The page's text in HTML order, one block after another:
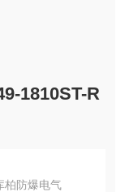
1810ST-R
柏防爆电气